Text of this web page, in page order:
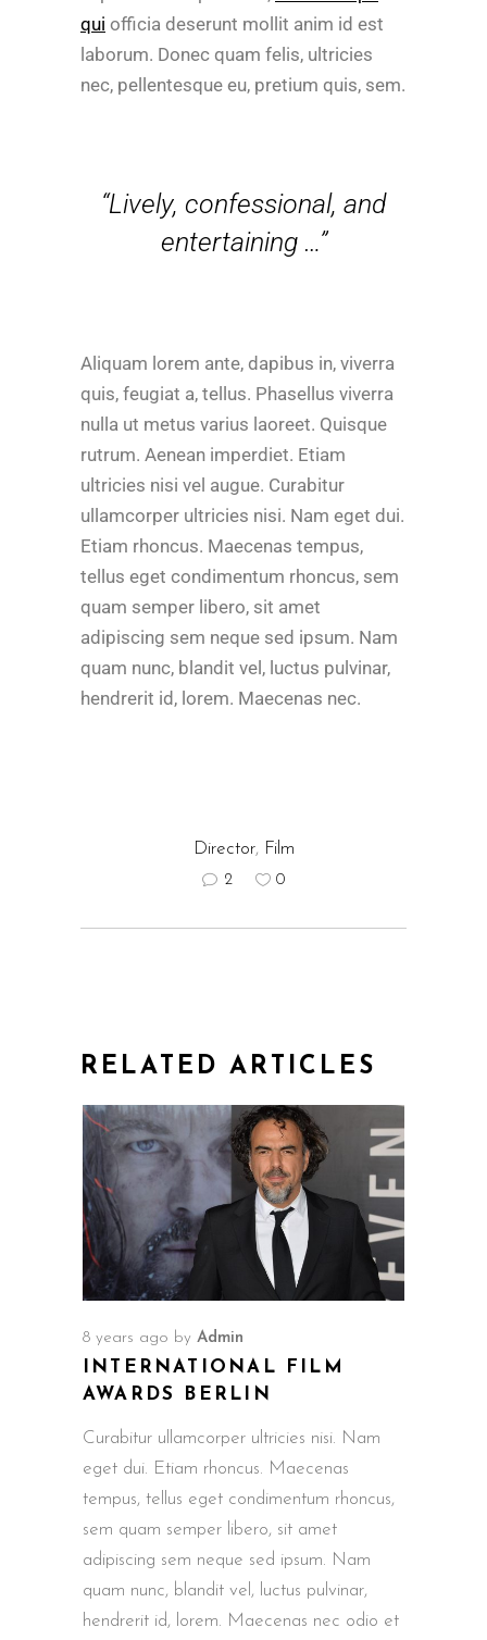
qui officia deserunt mollit anim id est
laborum. Donec quam felis, ultricies
nec, pellentesque eu, pretium quis, sem.
“Lively, confessional, and
entertaining …”
Aliquam lorem ante, dapibus in, viverra
quis, feugiat a, tellus. Phasellus viverra
nulla ut metus varius laoreet. Quisque
rutrum. Aenean imperdiet. Etiam
ultricies nisi vel augue. Curabitur
ullamcorper ultricies nisi. Nam eget dui.
Etiam rhoncus. Maecenas tempus,
tellus eget condimentum rhoncus, sem
quam semper libero, sit amet
adipiscing sem neque sed ipsum. Nam
quam nunc, blandit vel, luctus pulvinar,
hendrerit id, lorem. Maecenas nec.
Director, Film
2 0
RELATED ARTICLES
8 years ago by Admin
INTERNATIONAL FILM
AWARDS BERLIN
Curabitur ullamcorper ultricies nisi. Nam
eget dui. Etiam rhoncus. Maecenas
tempus, tellus eget condimentum rhoncus,
sem quam semper libero, sit amet
adipiscing sem neque sed ipsum. Nam
quam nunc, blandit vel, luctus pulvinar,
hendrerit id, lorem. Maecenas nec odio et